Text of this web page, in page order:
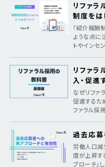
リファラ
制度をは
ト
「紹介報酬
ような点に
トやインセ
リファ
入・促進
なぜリファ
促進するた
ファラル採
過去応
労働人口
度が上昇す
プローチ」